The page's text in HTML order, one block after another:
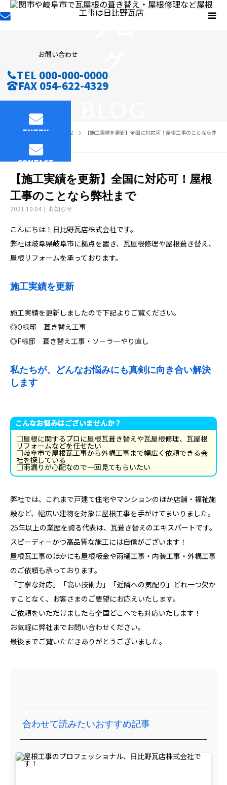
お問い合わせ
TEL 000-000-0000
FAX 054-622-4329
ENTRY
CONTACT
BLOG お知らせ
【施工実績を更新】全国に対応可！屋根工事のことなら弊
【施工実績を更新】全国に対応可！屋根
工事のことなら弊社まで
2021.10.04 お知らせ
こんにちは！日比野瓦店株式会社です。
弊社は岐阜県岐阜市に拠点を置き、瓦屋根修理や屋根葺き替え、
屋根リフォームを承っております。
施工実績を更新
施工実績を更新しましたので下記よりご覧ください。
◎O様邸 葺き替え工事
◎F様邸 葺き替え工事・ソーラーやり直し
私たちが、どんなお悩みにも真剣に向き合い解決
します
こんなお悩みはございませんか？
□屋根に関するプロに屋根瓦葺き替えや瓦屋根修理、瓦屋根
リフォームなどを任せたい
□岐阜市で屋根瓦工事から外構工事まで幅広く依頼できる会
社を探している
□雨漏りが心配なので一回見てもらいたい
弊社では、これまで戸建て住宅やマンションのほか店舗・福祉施
設など、幅広い建物を対象に屋根工事を手がけてまいりました。
25年以上の業歴を誇る代表は、瓦葺き替えのエキスパートです。
スピーディーかつ高品質な施工には自信がございます！
屋根瓦工事のほかにも屋根板金や雨樋工事・内装工事・外構工事
のご依頼も承っております。
「丁寧な対応」「高い技術力」「近隣への気配り」どれ一つ欠か
すことなく、お客さまのご要望にお応えいたします。
ご依頼をいただけましたら全国どこへでも対応いたします！
お気軽に弊社までお問い合わせ ください。
最後までご覧いただきありがとうございました。
合わせて読みたいおすすめ記事